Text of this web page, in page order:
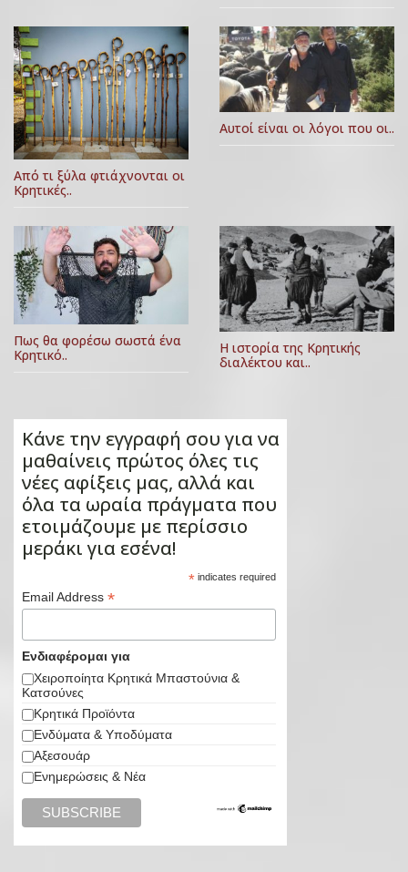
Από τι ξύλα φτιάχνονται οι
Κρητικές..
Αυτοί είναι οι λόγοι που οι..
Πως θα φορέσω σωστά ένα
Κρητικό..
Η ιστορία της Κρητικής
διαλέκτου και..
Κάνε την εγγραφή σου για να
μαθαίνεις πρώτος όλες τις
νέες αφίξεις μας, αλλά και
όλα τα ωραία πράγματα που
ετοιμάζουμε με περίσσιο
μεράκι για εσένα!
* indicates required
Email Address *
Ενδιαφέρομαι για
Χειροποίητα Κρητικά Μπαστούνια &
Κατσούνες
Κρητικά Προϊόντα
Ενδύματα & Υποδύματα
Αξεσουάρ
Ενημερώσεις & Νέα